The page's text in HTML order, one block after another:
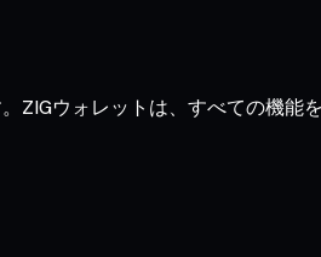
ウォレットは、すべての機能